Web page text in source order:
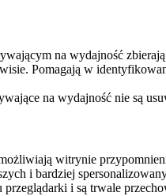
na wydajność
Pomagają w
na wydajność nie są
witrynie
i bardziej
i są trwale